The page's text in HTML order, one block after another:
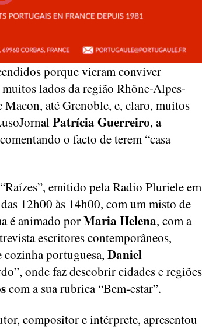
porque vieram conviver
lados da região Rhône-Alpes-
até Grenoble, e, claro, muitos
Patrícia Guerreiro, a
o facto de terem “casa
emitido pela Radio Pluriele em
12h00 às 14h00, com um misto de
é animado porMaria Helena, com a
escritores contemporâneos,
cozinha portuguesa, Daniel
onde faz descobrir cidades e regiões
com a sua rubrica “Bem-estar”.
compositor e intérprete, apresentou